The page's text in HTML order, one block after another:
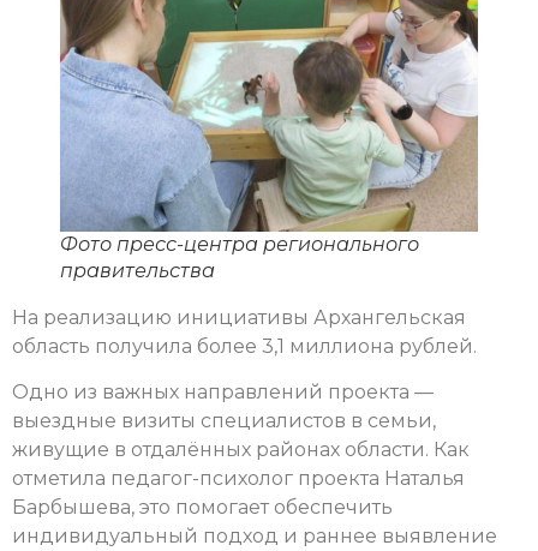
Фото пресс-центра регионального
правительства
На реализацию инициативы Архангельская
область получила более 3,1 миллиона рублей.
Одно из важных направлений проекта —
выездные визиты специалистов в семьи,
живущие в отдалённых районах области. Как
отметила педагог-психолог проекта Наталья
Барбышева, это помогает обеспечить
индивидуальный подход и раннее выявление